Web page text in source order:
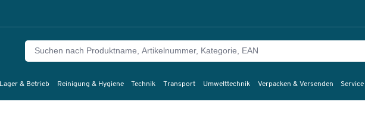
Lager & Betrieb Reinigung & Hygiene Technik Transport Umwelttechnik Verpacken & Versenden